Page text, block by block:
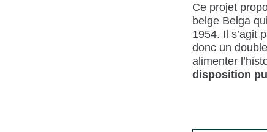
Ce projet
belge Belga
1954. Il s’agit
donc un
alimenter
disposition